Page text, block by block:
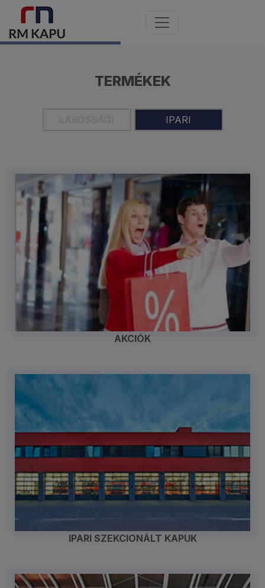
TERMÉKEK
IPARI
AKCIÓK
IPARI SZEKCIONÁLT KAPUK